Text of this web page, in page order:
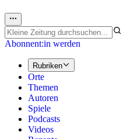
Abonnent:in werden
Rubriken
Orte
Themen
Autoren
Spiele
Podcasts
Videos